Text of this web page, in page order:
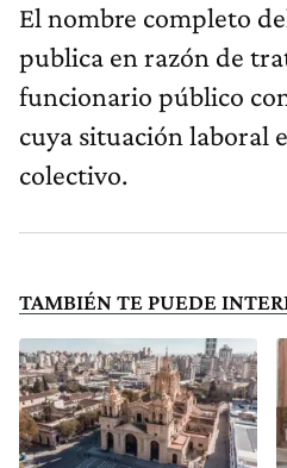
El nombre completo
publica en razón de
funcionario público
cuya situación laboral
colectivo.
TAMBIÉN TE PUEDE